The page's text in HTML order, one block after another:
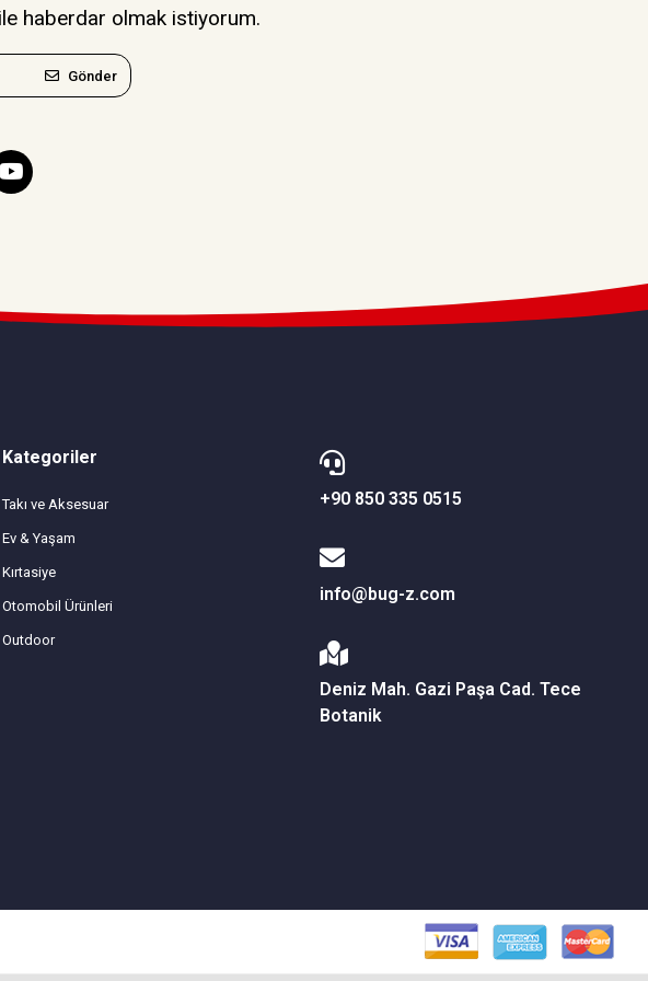
haberdar olmak istiyorum.
Gönder
Kategoriler
Takı ve Aksesuar
Ev & Yaşam
Kırtasiye
Otomobil Ürünleri
Outdoor
+90 850 335 0515
info@bug-z.com
Deniz Mah. Gazi Paşa Cad. Tece
Botanik